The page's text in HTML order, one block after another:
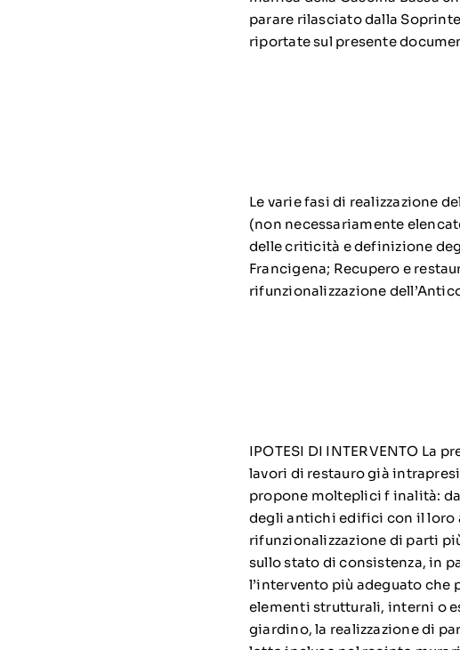
parare rilasciato dalla
riportate sul presente
Le varie fasi di realizzazione
(non necessariamente
delle criticità e definizione
Francigena; Recupero e
rifunzionalizzazione
IPOTESI DI INTERVENTO
lavori di restauro già
propone molteplici f inalità:
degli antichi edifici con il loro
rifunzionalizzazione di parti
sullo stato di consistenza, in
l’intervento più adeguato
elementi strutturali, interni o
giardino, la realizzazione di